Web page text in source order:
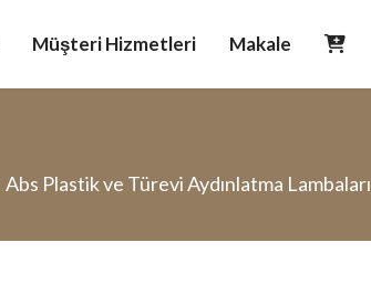
Müşteri Hizmetleri Makale
Abs Plastik ve Türevi Aydınlatma Lambaları